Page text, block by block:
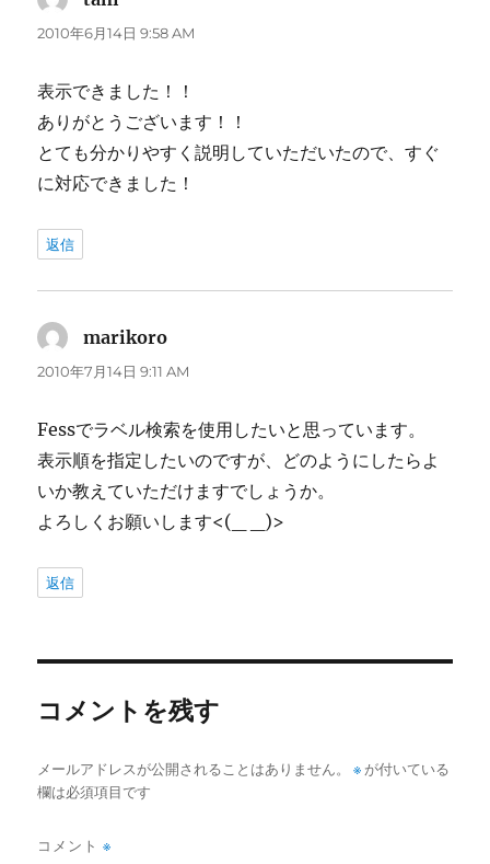
り:
2010年6月14日 9:58 AM
表示できました！！
ありがとうございます！！
とても分かりやすく説明していただいたので、すぐ
に対応できました！
返信
marikoro
り:
2010年7月14日 9:11 AM
Fessでラベル検索を使用したいと思っています。
表示順を指定したいのですが、どのようにしたらよ
いか教えていただけますでしょうか。
よろしくお願いします<(_ _)>
返信
コメントを残す
メールアドレスが公開されることはありません。 ※が付いている
欄は必須項目です
コメント※